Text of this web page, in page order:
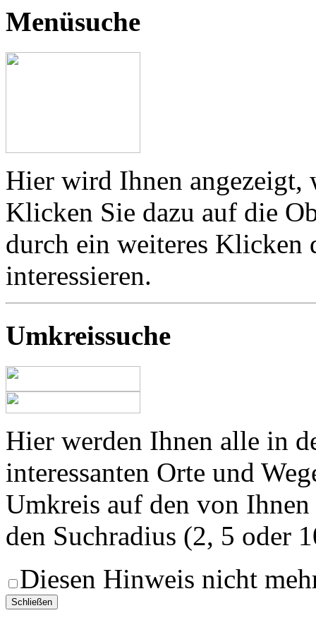
Menüsuche
Hier wird Ihnen angezeigt,
Klicken Sie dazu auf die
durch ein weiteres Klicken
interessieren.
Umkreissuche
Hier werden Ihnen alle in
interessanten Orte und
Umkreis auf den von
den Suchradius (2, 5 oder
Diesen Hinweis nicht
Schließen